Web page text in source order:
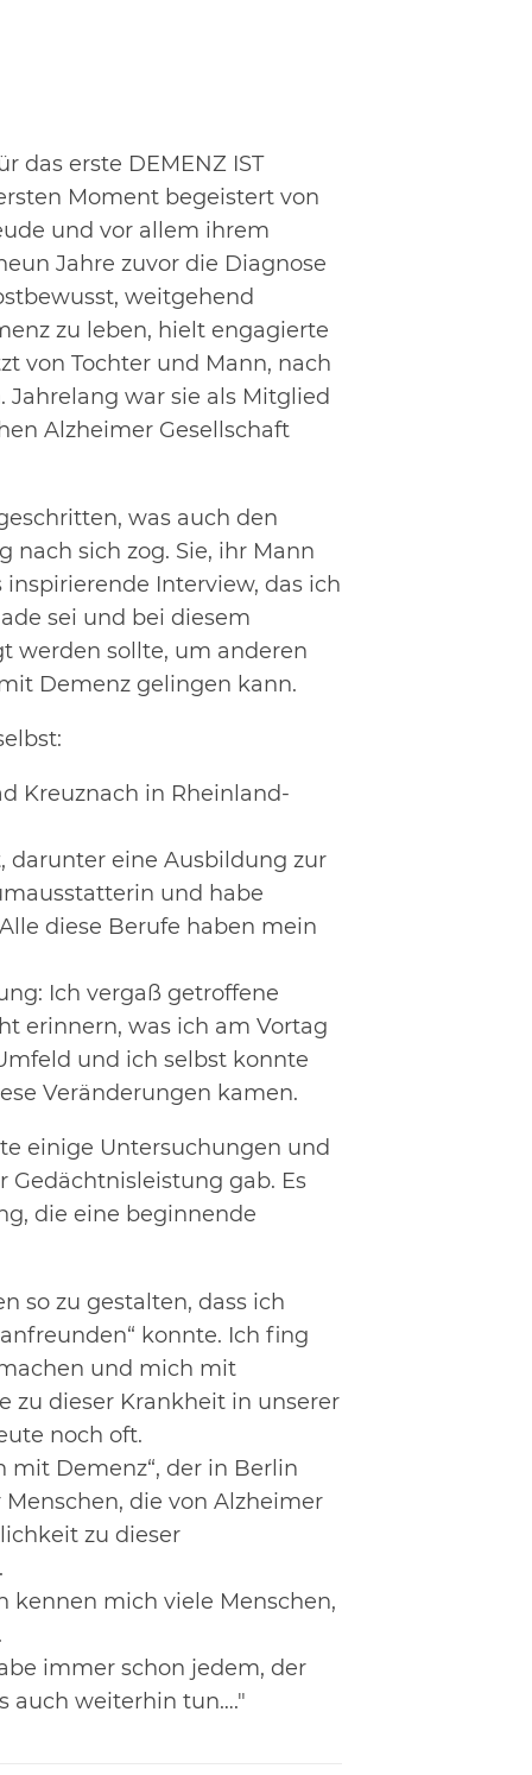
das erste DEMENZ IST
Moment begeistert von
und vor allem ihrem
Jahre zuvor die Diagnose
weitgehend
zu leben, hielt engagierte
von Tochter und Mann, nach
war sie als Mitglied
Alzheimer Gesellschaft
was auch den
sich zog. Sie, ihr Mann
Interview, das ich
sei und bei diesem
werden sollte, um anderen
Demenz gelingen kann.
Kreuznach in Rheinland-
darunter eine Ausbildung zur
und habe
diese Berufe haben mein
Ich vergaß getroffene
erinnern, was ich am Vortag
und ich selbst konnte
Veränderungen kamen.
einige Untersuchungen und
Gedächtnisleistung gab. Es
die eine beginnende
so zu gestalten, dass ich
konnte. Ich fing
und mich mit
zu dieser Krankheit in unserer
noch oft.
mit Demenz“, der in Berlin
die von Alzheimer
zu dieser
kennen mich viele Menschen,
immer schon jedem, der
auch weiterhin tun…."